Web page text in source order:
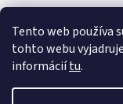
Tento web používa
tohto webu
informáciítu.